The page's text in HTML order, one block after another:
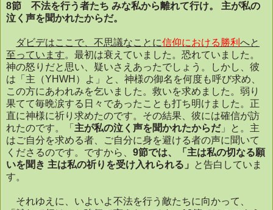
8節 不法を行う者たち みな私から離れて行け。 主が私の
泣く声を聞かれたからだ。
ダビデはここで、不思議なことに信仰における勝利 へと
至っています。最初は衰えていました。恐れていました。
神の怒りだと思い、疑いさえあったでしょう。しかし、彼
は「主（YHWH ）よ」と、神様の御名を何度も呼び求め、
この方にあわれみを乞いました。救いを求めました。弱り
果てて毎晩涙する日々であったことも打ち明けました。正
直に神様に祈り求めたのです。 その結果、彼には確信が訪
れたのです。「 主が私の泣く声を聞かれたからだ」と。主
はご自分を求める者、ご自分に身を避ける者の声に聞いて
くださるのです。ですから、 9節では、「主は私の切なる願
いを聞き 主は私の祈りを受け入れられる」
と告白していま
す。
それゆえに、いよいよ不法を行う敵たちに向かって、